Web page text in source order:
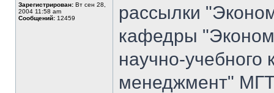
Зарегистрирован: Вт сен 28,
2004 11:58 am
Сообщений: 12459
рассылки
кафедры
научно-
менеджмент"